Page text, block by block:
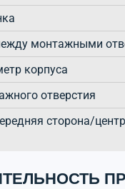
монтажными
корпуса
отверстия
сторона/центр